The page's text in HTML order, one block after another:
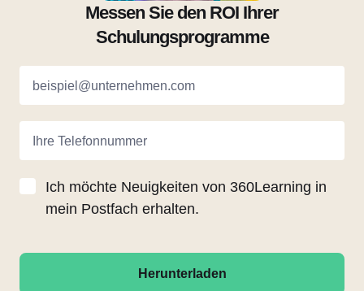
Messen Sie den ROI Ihrer
Schulungsprogramme
beispiel@unternehmen.com
Ihre Telefonnummer
Ich möchte Neuigkeiten von 360Learning in
mein Postfach erhalten.
Herunterladen